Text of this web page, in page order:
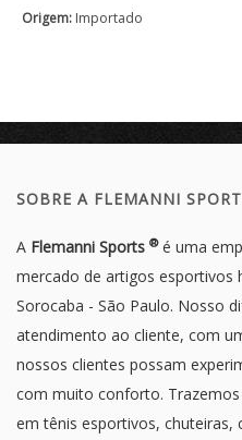
Origem: Importado
SOBRE A FLEMANNI
A Flemanni Sports ®é uma
mercado de artigos esportivos
Sorocaba - São Paulo. Nosso
atendimento ao cliente, com
nossos clientes possam
com muito conforto.
em tênis esportivos, chuteiras,